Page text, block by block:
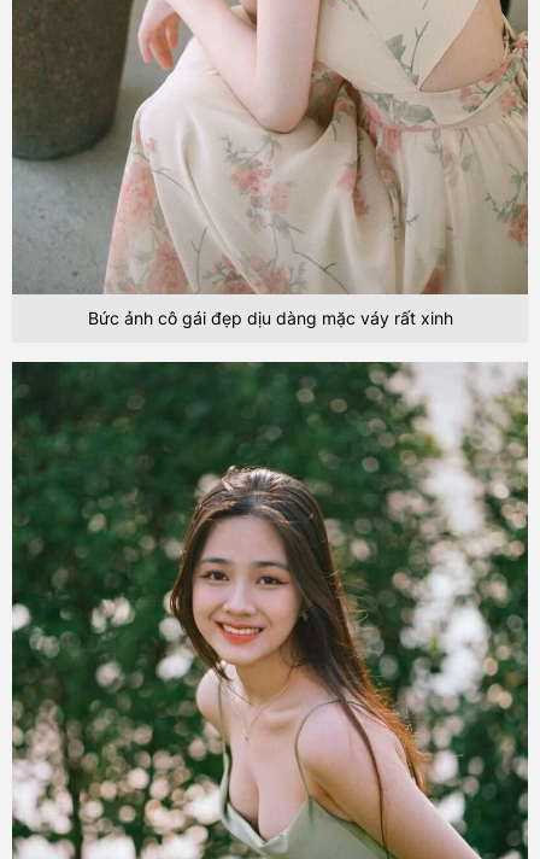
Bức ảnh cô gái đẹp dịu dàng mặc váy rất xinh